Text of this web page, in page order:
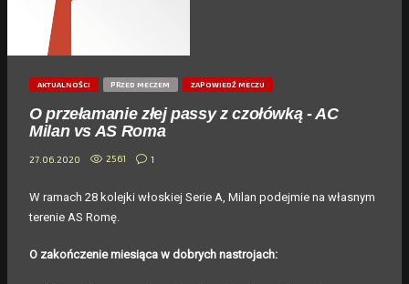
AKTUALNOŚCI PRZED MECZEM ZAPOWIEDŹ MECZU
O przełamanie złej passy z czołówką - AC
Milan vs AS Roma
27.06.2020 2561 1
W ramach 28 kolejki włoskiej Serie A, Milan podejmie na własnym
terenie AS Romę.
O zakończenie miesiąca w dobrych nastrojach: